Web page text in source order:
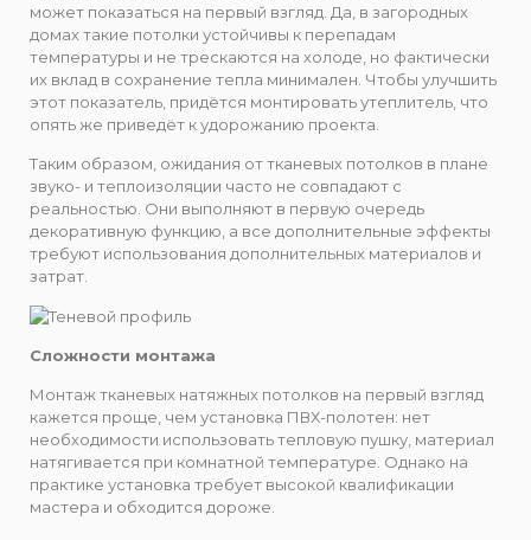
может показаться на первый взгляд. Да, в загородных
домах такие потолки устойчивы к перепадам
температуры и не трескаются на холоде, но фактически
их вклад в сохранение тепла минимален. Чтобы улучшить
этот показатель, придётся монтировать утеплитель, что
опять же приведёт к удорожанию проекта.
Таким образом, ожидания от тканевых потолков в плане
звуко- и теплоизоляции часто не совпадают с
реальностью. Они выполняют в первую очередь
декоративную функцию, а все дополнительные эффекты
требуют использования дополнительных материалов и
затрат.
Сложности монтажа
Монтаж тканевых натяжных потолков на первый взгляд
кажется проще, чем установка ПВХ-полотен: нет
необходимости использовать тепловую пушку, материал
натягивается при комнатной температуре. Однако на
практике установка требует высокой квалификации
мастера и обходится дороже.